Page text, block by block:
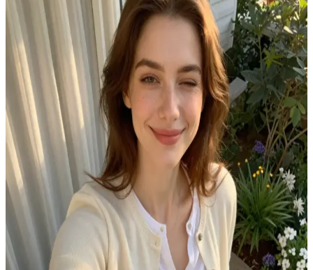
Ellen Parker